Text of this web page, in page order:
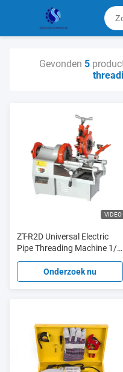
Gevonden 5
VIDEO
ZT-R2D Universal Electric
Pipe Threading Machine 1/2′
′-2′′ Metric Die M8 - M18
Onderzoek nu